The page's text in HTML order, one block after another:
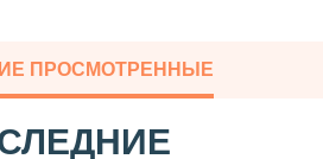
ПРОСМОТРЕННЫЕ